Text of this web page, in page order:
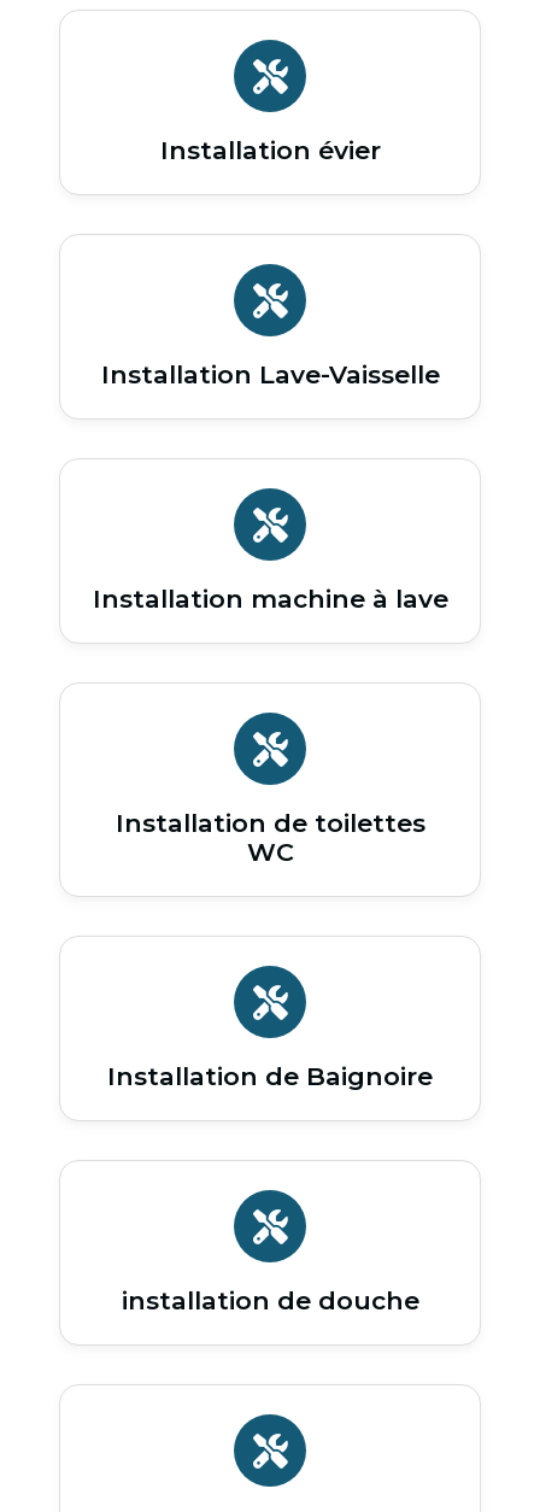
Installation évier
Installation Lave-Vaisselle
Installation machine à lave
Installation de toilettes
WC
Installation de Baignoire
installation de douche